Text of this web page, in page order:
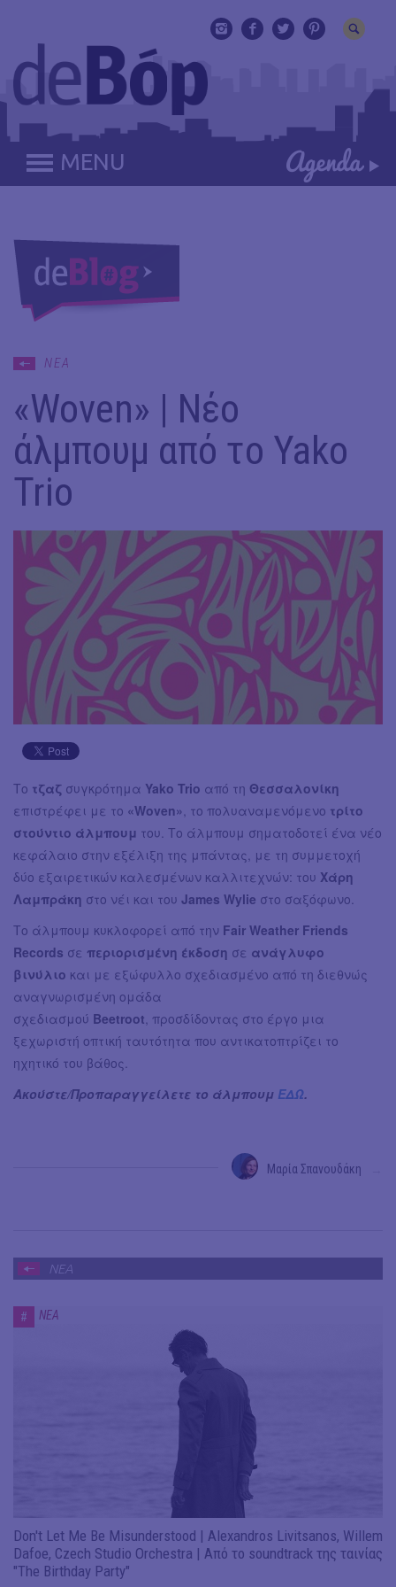
MENU
ΝΕΑ
«Woven» | Νέο
άλμπουμ από το Yako
Trio
Το τζαζ συγκρότημα Yako Trio από τη Θεσσαλονίκη
επιστρέφει με το «Woven» , το πολυαναμενόμενο τρίτο
στούντιο άλμπουμ του. Το άλμπουμ σηματοδοτεί ένα νέο
κεφάλαιο στην εξέλιξη της μπάντας, με τη συμμετοχή
δύο εξαιρετικών καλεσμένων καλλιτεχνών: του Χάρη
Λαμπράκη στο νέι και του James Wylie στο σαξόφωνο.
Το άλμπουμ κυκλοφορεί από την Fair Weather Friends
Records σε περιορισμένη έκδοση σε ανάγλυφο
βινύλιο και με εξώφυλλο σχεδιασμένο από τη διεθνώς
αναγνωρισμένη ομάδα
σχεδιασμού Beetroot προσδίδοντας στο έργο μια
ξεχωριστή οπτική ταυτότητα που αντικατοπτρίζει το
ηχητικό του βάθος.
Ακούστε/Προπαραγγείλετε το άλμπουμ ΕΔΩ.
Μαρία Σπανουδάκη
ΝΕΑ
# ΝΕΑ
Don't Let Me Be Misunderstood | Alexandros Livitsanos, Willem
Dafoe, Czech Studio Orchestra | Από το soundtrack της ταινίας
"The Birthday Party"